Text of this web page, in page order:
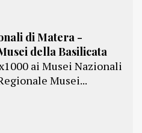
di Matera -
della Basilicata
ai Musei Nazionali
Musei...